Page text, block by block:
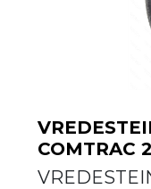
COMTRAC